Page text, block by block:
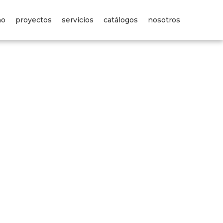
proyectos servicios catálogos nosotros